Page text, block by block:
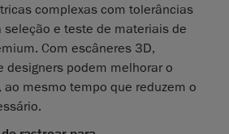
complexas com tolerâncias
seleção e teste de materiais de
Com escâneres 3D,
designers podem melhorar o
ao mesmo tempo que reduzem o